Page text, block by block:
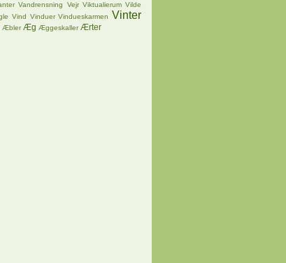
Vandrensning Vejr Viktualierum Vilde
Vind Vinduer Vindueskarmen Vinter
Æbler Æg Æggeskaller Ærter